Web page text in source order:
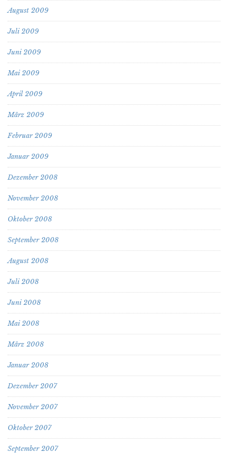
August 2009
Juli 2009
Juni 2009
Mai 2009
April 2009
März 2009
Februar 2009
Januar 2009
Dezember 2008
November 2008
Oktober 2008
September 2008
August 2008
Juli 2008
Juni 2008
Mai 2008
März 2008
Januar 2008
Dezember 2007
November 2007
Oktober 2007
September 2007